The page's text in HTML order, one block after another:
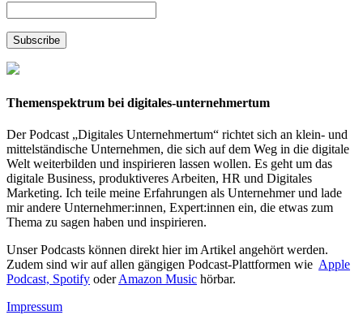
Themenspektrum bei digitales-unternehmertum
Der Podcast „Digitales Unternehmertum“ richtet sich an klein- und
mittelständische Unternehmen, die sich auf dem Weg in die digitale
Welt weiterbilden und inspirieren lassen wollen. Es geht um das
digitale Business, produktiveres Arbeiten, HR und Digitales
Marketing. Ich teile meine Erfahrungen als Unternehmer und lade
mir andere Unternehmer:innen, Expert:innen ein, die etwas zum
Thema zu sagen haben und inspirieren.
Unser Podcasts können direkt hier im Artikel angehört werden.
Zudem sind wir auf allen gängigen Podcast-Plattformen wie Apple
Podcast, Spotify oderAmazon Music hörbar.
Impressum